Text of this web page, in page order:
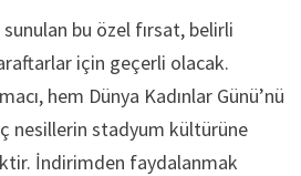
bu özel fırsat, belirli
için geçerli olacak.
hem Dünya Kadınlar Günü’nü
nesillerin stadyum kültürüne
İndirimden faydalanmak